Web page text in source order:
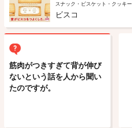
スナック・ビスケット・クッキー
ビスコ
筋肉がつきすぎて背が伸び
ないという話を人から聞い
たのですが。